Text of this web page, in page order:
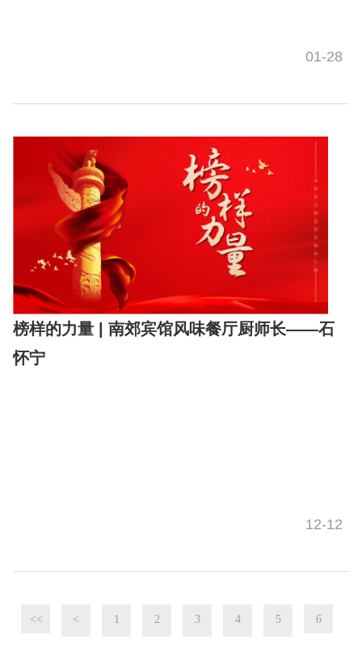
01-28
榜样的力量 | 南郊宾馆风味餐厅厨师长——石
怀宁
12-12
<< < 1 2 3 4 5 6